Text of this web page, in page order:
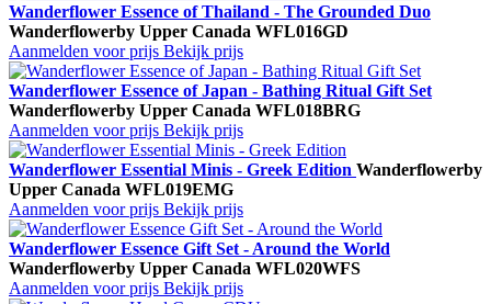
Wanderflower Essence of Thailand - The Grounded Duo
Wanderflowerby Upper Canada WFL016GD
Aanmelden voor prijs Bekijk prijs
Wanderflower Essence of Japan - Bathing Ritual Gift Set
Wanderflowerby Upper Canada WFL018BRG
Aanmelden voor prijs Bekijk prijs
Wanderflower Essential Minis - Greek Edition Wanderflowerby
Upper Canada WFL019EMG
Aanmelden voor prijs Bekijk prijs
Wanderflower Essence Gift Set - Around the World
Wanderflowerby Upper Canada WFL020WFS
Aanmelden voor prijs Bekijk prijs